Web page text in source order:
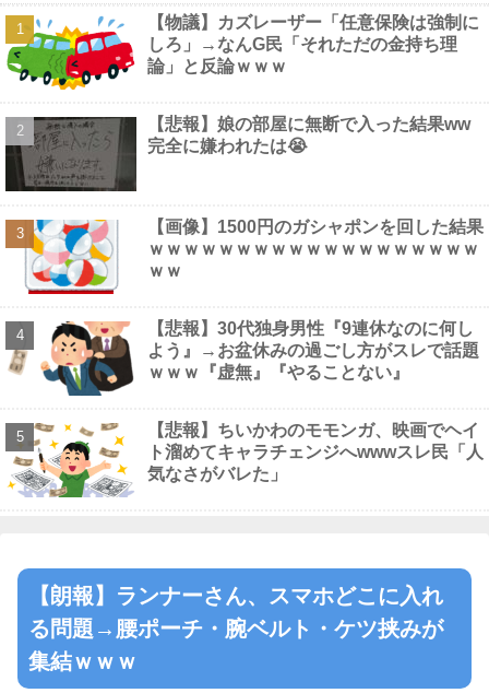
ジャッキー・チェン「濃いメンツでお酒飲んだw(パシャ」 NEW!
【画像】 佳子さま、ボディラインがHすぎる… NEW!
【衝撃】 佐藤二朗(57)、久しぶりにXを更新！その内容がガチで
ヤバすぎる… NEW!
Powered by livedoor 相互RSS
【物議】カズレーザー「任意保険は強制に
しろ」→なんG民「それただの金持ち理
論」と反論ｗｗｗ
【悲報】娘の部屋に無断で入った結果ww
完全に嫌われたは😭
【画像】1500円のガシャポンを回した結果
ｗｗｗｗｗｗｗｗｗｗｗｗｗｗｗｗｗｗｗ
ｗｗ
【悲報】30代独身男性『9連休なのに何し
よう』→お盆休みの過ごし方がスレで話題
ｗｗｗ『虚無』『やることない』
【悲報】ちいかわのモモンガ、映画でヘイ
ト溜めてキャラチェンジへwwwスレ民「人
気なさがバレた」
【朗報】ランナーさん、スマホどこに入れ
る問題→腰ポーチ・腕ベルト・ケツ挟みが
集結ｗｗｗ